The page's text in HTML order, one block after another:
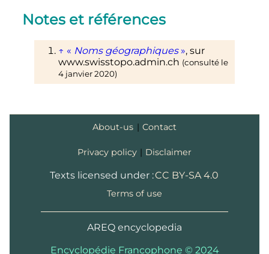
Notes et références
↑ « Noms géographiques », sur
www.swisstopo.admin.ch (consulté le
4 janvier 2020)
About-us | Contact
Privacy policy | Disclaimer
Texts licensed under :CC BY-SA 4.0
Terms of use
AREQ encyclopedia
Encyclopédie Francophone © 2024